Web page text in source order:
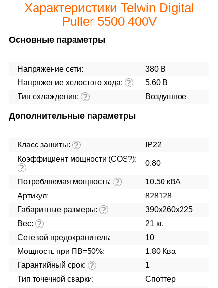
Характеристики Telwin Digital
Puller 5500 400V
Основные параметры
Напряжение сети:
380 В
Напряжение холостого хода: ?
5.60 В
Тип охлаждения: ? Воздушное
Дополнительные параметры
Класс защиты: ?
IP22
Коэффициент мощности (COS?):
?
0.80
Потребляемая мощность: ?
10.50 кВА
Артикул:
828128
Габаритные размеры: ?
390x260x225
Вес: ?
21 кг.
Сетевой предохранитель:
10
Мощность при ПВ=50%:
1.80 Ква
Гарантийный срок: ?
1
Тип точечной сварки:
Споттер